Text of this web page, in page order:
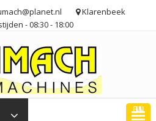
Klarenbeek
- 08:30 - 18:00
MENU